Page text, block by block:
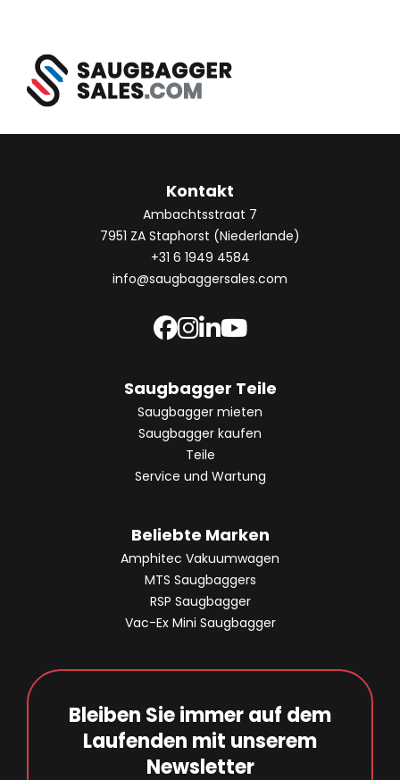
Kontakt
Ambachtsstraat 7
7951 ZA Staphorst (Niederlande)
+31 6 1949 4584
info@saugbaggersales.com
Saugbagger Teile
Saugbagger mieten
Saugbagger kaufen
Teile
Service und Wartung
Beliebte Marken
Amphitec Vakuumwagen
MTS Saugbaggers
RSP Saugbagger
Vac-Ex Mini Saugbagger
Bleiben Sie immer auf dem
Laufenden mit unserem
Newsletter